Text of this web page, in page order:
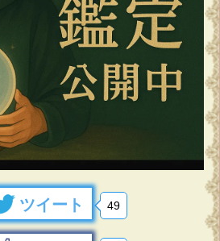
ツイート 49